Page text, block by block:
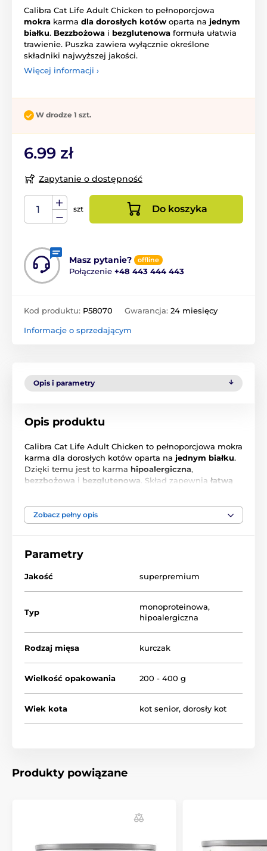
Calibra Cat Life Adult Chicken to pełnoporcjowa
mokra karma dla dorosłych kotów oparta na jednym
białku. Bezzbożowa i bezglutenowa formuła ułatwia
trawienie. Puszka zawiera wyłącznie określone
składniki najwyższej jakości.
Więcej informacji ›
W drodze 1 szt.
6.99 zł
Zapytanie o dostępność
szt Do koszyka
Masz pytanie? offline
Połączenie +48 443 444 443
Kod produktu: P58070 Gwarancja: 24 miesięcy
Informacje o sprzedającym
Opis i parametry
Opis produktu
Calibra Cat Life Adult Chicken to pełnoporcjowa mokra
karma dla dorosłych kotów oparta na jednym białku.
Dzięki temu jest to karma hipoalergiczna,
bezzbożowa i bezglutenowa . Skład zapewnia łatwą
produktówLifejest przeznaczona do podawania przez
całe życie, a jej stworzenie zostało zainspirowane
specyficzne wymagania żywieniowe, skład i ogólną
wartość energetyczną.
Zobacz pełny opis
Parametry
Jakość superpremium
Typ
monoproteinowa,
hipoalergiczna
Rodzaj mięsa kurczak
Wielkość opakowania 200 - 400 g
Wiek kota kot senior, dorosły kot
Produkty powiązane